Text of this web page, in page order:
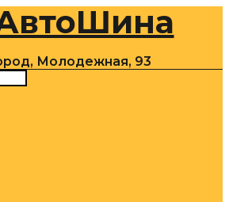
Молодежная, 93